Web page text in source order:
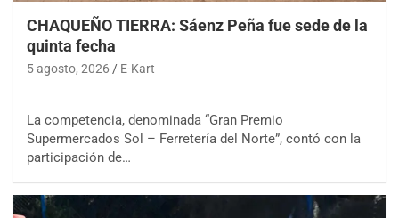
CHAQUEÑO TIERRA: Sáenz Peña fue sede de la
quinta fecha
5 agosto, 2026 E-Kart
La competencia, denominada “Gran Premio
Supermercados Sol – Ferretería del Norte”, contó con la
participación de…